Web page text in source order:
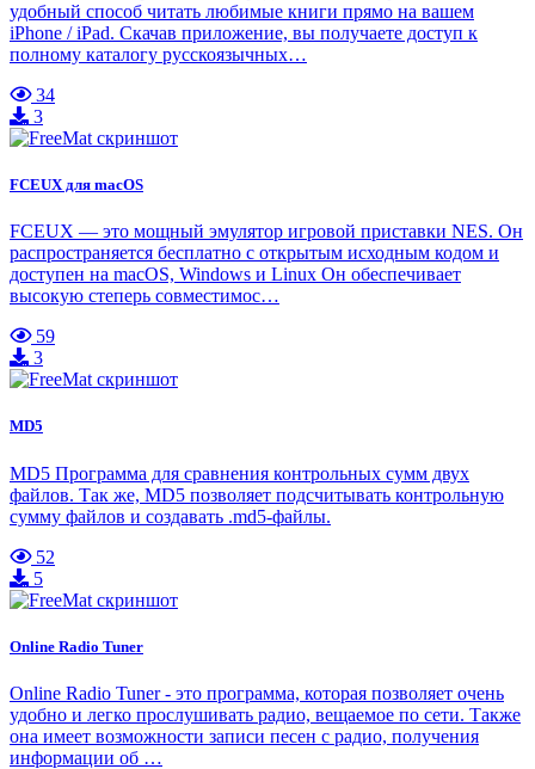
удобный способ читать любимые книги прямо на вашем
iPhone / iPad. Скачав приложение, вы получаете доступ к
полному каталогу русскоязычных…
34
3
FCEUX для macOS
FCEUX — это мощный эмулятор игровой приставки NES. Он
распространяется бесплатно с открытым исходным кодом и
доступен на macOS, Windows и Linux Он обеспечивает
высокую степерь совместимос…
59
3
MD5
MD5 Программа для сравнения контрольных сумм двух
файлов. Так же, MD5 позволяет подсчитывать контрольную
сумму файлов и создавать .md5-файлы.
52
5
Online Radio Tuner
Online Radio Tuner - это программа, которая позволяет очень
удобно и легко прослушивать радио, вещаемое по сети. Также
она имеет возможности записи песен с радио, получения
информации об …